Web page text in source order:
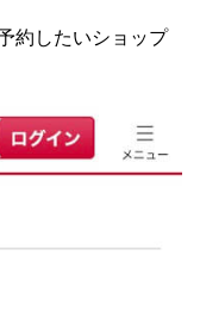
約したいショップ